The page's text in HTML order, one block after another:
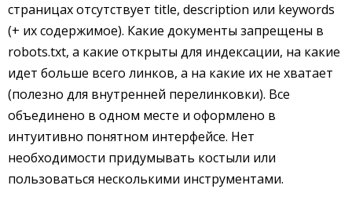
страницах отсутствует title, description или keywords
(+ их содержимое). Какие документы запрещены в
robots.txt, а какие открыты для индексации, на какие
идет больше всего линков, а на какие их не хватает
(полезно для внутренней перелинковки). Все
объединено в одном месте и оформлено в
интуитивно понятном интерфейсе. Нет
необходимости придумывать костыли или
пользоваться несколькими инструментами.